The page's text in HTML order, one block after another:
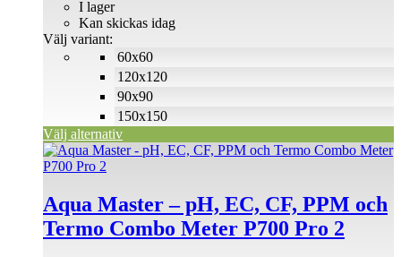
till
60x60
120x120
90x90
150x150
I lager
Kan skickas idag
Välj variant:
Välj alternativ
olika
alternativen
Aqua Master – pH, EC, CF, PPM och
Termo Combo Meter P700 Pro 2